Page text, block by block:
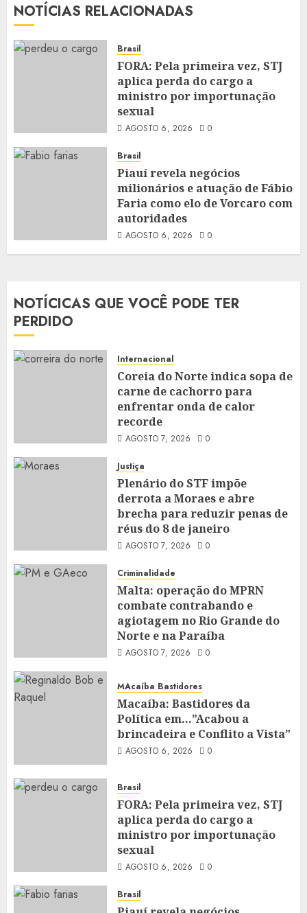
NOTÍCIAS RELACIONADAS
Brasil
FORA: Pela primeira vez, STJ
aplica perda do cargo a
ministro por importunação
sexual
AGOSTO 6, 2026 0
Brasil
Piauí revela negócios
milionários e atuação de Fábio
Faria como elo de Vorcaro com
autoridades
AGOSTO 6, 2026 0
NOTÍCICAS QUE VOCÊ PODE TER
PERDIDO
Internacional
Coreia do Norte indica sopa de
carne de cachorro para
enfrentar onda de calor
recorde
AGOSTO 7, 2026 0
Justiça
Plenário do STF impõe
derrota a Moraes e abre
brecha para reduzir penas de
réus do 8 de janeiro
AGOSTO 7, 2026 0
Criminalidade
Malta: operação do MPRN
combate contrabando e
agiotagem no Rio Grande do
Norte e na Paraíba
AGOSTO 7, 2026 0
MAcaíba Bastidores
Macaíba: Bastidores da
Política em…”Acabou a
brincadeira e Conflito a Vista”
AGOSTO 6, 2026 0
Brasil
FORA: Pela primeira vez, STJ
aplica perda do cargo a
ministro por importunação
sexual
AGOSTO 6, 2026 0
Brasil